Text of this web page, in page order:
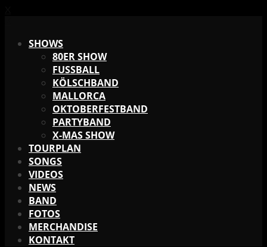
SHOWS
80ER SHOW
FUSSBALL
KÖLSCHBAND
MALLORCA
OKTOBERFESTBAND
PARTYBAND
X-MAS SHOW
TOURPLAN
SONGS
VIDEOS
NEWS
BAND
FOTOS
MERCHANDISE
KONTAKT